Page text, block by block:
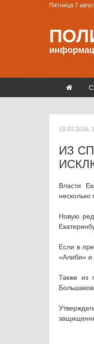
Пятница 7
18.03.2026,
ИЗ
Власти
несколько
Новую
Если в
«Алиби» и
Также из